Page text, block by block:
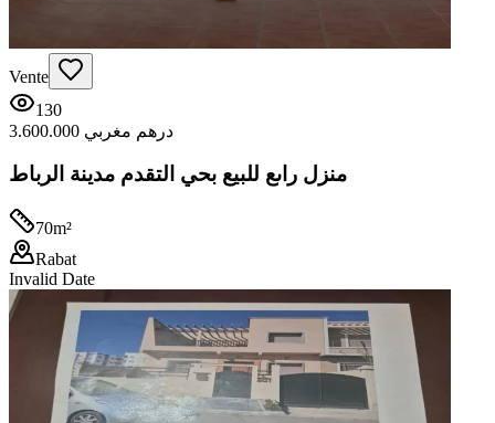
Vente
130
3.600.000 درهم مغربي
منزل راىع للبيع بحي التقدم مدينة الرباط
70m²
Rabat
Invalid Date